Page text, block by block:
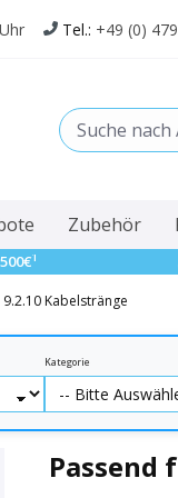
Tel.: +49 (0)
Zubehör
1
9.2.10 Kabelstränge
Kategorie
Passend